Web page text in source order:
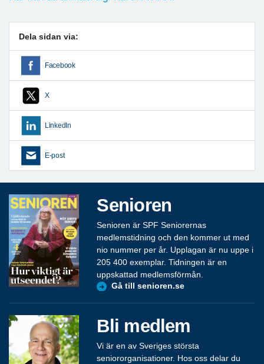
Dela sidan via:
Facebook
X
LinkedIn
E-post
Senioren
Senioren är SPF Seniorernas
medlemstidning och den kommer ut med
nio nummer per år. Upplagan är nu uppe i
205 400 exemplar. Tidningen är en
uppskattad medlemsförmån.
Gå till senioren.se
Bli medlem
Vi är en av Sveriges största
seniororganisationer. Hos oss delar du